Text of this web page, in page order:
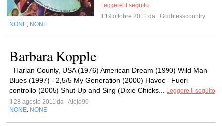
Leggere il seguito
Il 19 ottobre 2011 da
Godblesscountry
NONE NONE
Barbara Kopple
Harlan County, USA (1976) American Dream (1990) Wild Man
Blues (1997) - 2,5/5 My Generation (2000) Havoc - Fuori
controllo (2005) Shut Up and Sing (Dixie Chicks...
Leggere il seguito
Il 28 agosto 2011 da Alejo90
NONE NONE